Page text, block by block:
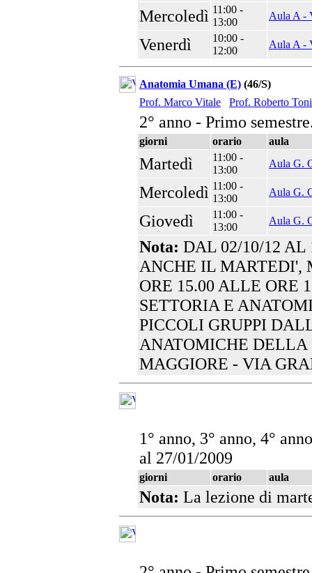
Mercoledì 11:00 -
13:00
Aula A -
Venerdì
10:00 -
12:00
Aula A -
Anatomia Umana (E) (46/S)
Prof. Marco Vitale
Prof. Roberto Toni
2° anno - Primo
giorni orario aula
Martedì
11:00 -
13:00
Aula G.
Mercoledì 11:00 -
13:00
Aula G.
Giovedì
11:00 -
13:00
Aula G.
Nota: DAL 02/10/12 AL
ANCHE IL MARTEDI',
ORE 15.00 ALLE ORE
SETTORIA E
PICCOLI GRUPPI
ANATOMICHE
MAGGIORE - VIA
1° anno, 3° anno, 4°
al 27/01/2009
giorni orario aula
Nota: La lezione di